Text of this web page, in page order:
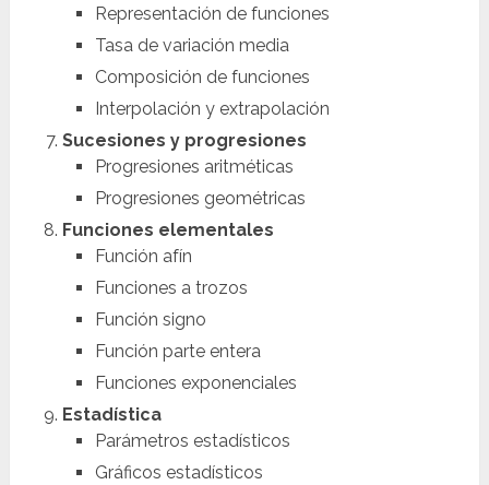
Representación de funciones
Tasa de variación media
Composición de funciones
Interpolación y extrapolación
Sucesiones y progresiones
Progresiones aritméticas
Progresiones geométricas
Funciones elementales
Función afín
Funciones a trozos
Función signo
Función parte entera
Funciones exponenciales
Estadística
Parámetros estadísticos
Gráficos estadísticos